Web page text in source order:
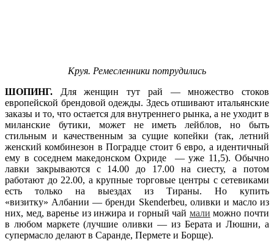
Круя. Ремесленники потрудились
ШОПИНГ. Для женщин тут рай — множество стоков
европейской брендовой одежды. Здесь отшивают итальянские
заказы и то, что остается для внутреннего рынка, а не уходит в
миланские бутики, может не иметь лейблов, но быть
стильным и качественным за сущие копейки (так, летний
женский комбинезон в Поградце стоит 6 евро, а идентичный
ему в соседнем македонском Охриде — уже 11,5). Обычно
лавки закрываются с 14.00 до 17.00 на сиесту, а потом
работают до 22.00, а крупные торговые центры с сетевиками
есть только на выездах из Тираны. Но купить
«визитку» Албании — бренди Skenderbeu, оливки и масло из
них, мед, варенье из инжира и горный чай мали можно почти
в любом маркете (лучшие оливки — из Берата и Люшни, а
супермасло делают в Саранде, Пермете и Борще).